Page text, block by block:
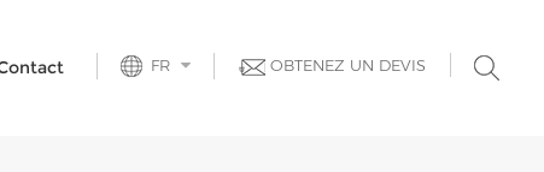
OBTENEZ UN DEVIS
FR